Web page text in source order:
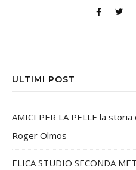
ULTIMI POST
AMICI PER LA PELLE la
Roger Olmos
ELICA STUDIO SECONDA